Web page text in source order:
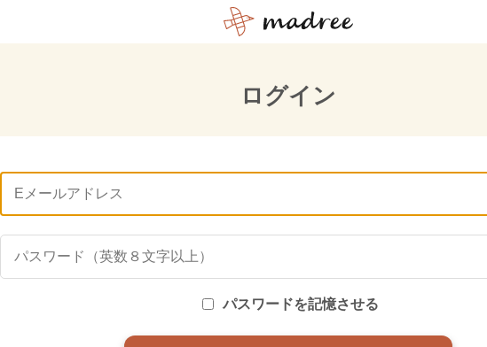
ログイン
パスワードを記憶させる